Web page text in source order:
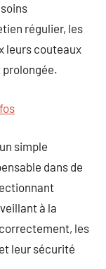
régulier, les
leurs couteaux
simple
dans de
à la
les
leur sécurité